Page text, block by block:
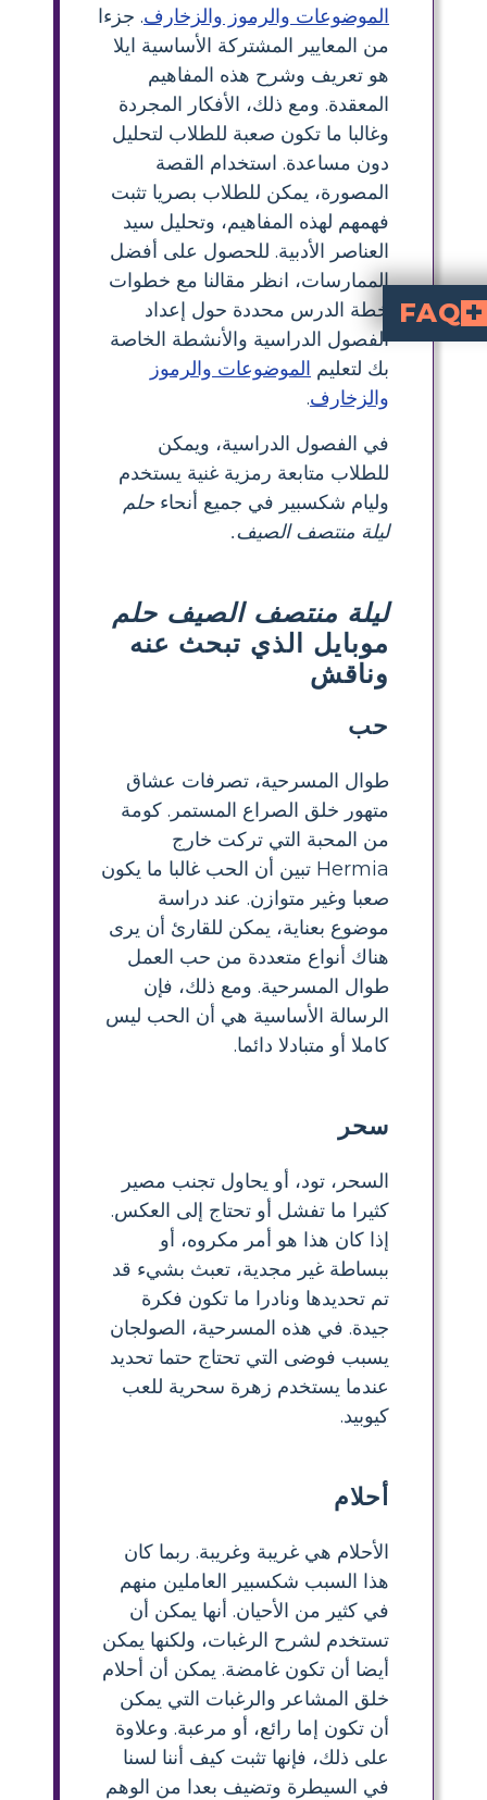
الموضوعات والرموز والزخارف. جزءا
من المعايير المشتركة الأساسية ايلا
هو تعريف وشرح هذه المفاهيم
المعقدة. ومع ذلك، الأفكار المجردة
وغالبا ما تكون صعبة للطلاب لتحليل
دون مساعدة. استخدام القصة
المصورة، يمكن للطلاب بصريا تثبت
فهمهم لهذه المفاهيم، وتحليل سيد
العناصر الأدبية. للحصول على أفضل
الممارسات، انظر مقالنا مع خطوات
خطة الدرس محددة حول إعداد
الفصول الدراسية والأنشطة الخاصة
بك لتعليم الموضوعات والرموز
والزخارف.
في الفصول الدراسية، ويمكن
للطلاب متابعة رمزية غنية يستخدم
وليام شكسبير في جميع أنحاء حلم
ليلة منتصف الصيف.
ليلة منتصف الصيف حلم
موبايل الذي تبحث عنه
وناقش
حب
طوال المسرحية، تصرفات عشاق
متهور خلق الصراع المستمر. كومة
من المحبة التي تركت خارج
Hermia تبين أن الحب غالبا ما يكون
صعبا وغير متوازن. عند دراسة
موضوع بعناية، يمكن للقارئ أن يرى
هناك أنواع متعددة من حب العمل
طوال المسرحية. ومع ذلك، فإن
الرسالة الأساسية هي أن الحب ليس
كاملا أو متبادلا دائما.
سحر
السحر، تود، أو يحاول تجنب مصير
كثيرا ما تفشل أو تحتاج إلى العكس.
إذا كان هذا هو أمر مكروه، أو
ببساطة غير مجدية، تعبث بشيء قد
تم تحديدها ونادرا ما تكون فكرة
جيدة. في هذه المسرحية، الصولجان
يسبب فوضى التي تحتاج حتما تحديد
عندما يستخدم زهرة سحرية للعب
كيوبيد.
أحلام
الأحلام هي غريبة وغريبة. ربما كان
هذا السبب شكسبير العاملين منهم
في كثير من الأحيان. أنها يمكن أن
تستخدم لشرح الرغبات، ولكنها يمكن
أيضا أن تكون غامضة. يمكن أن أحلام
خلق المشاعر والرغبات التي يمكن
أن تكون إما رائع، أو مرعبة. وعلاوة
على ذلك، فإنها تثبت كيف أننا لسنا
في السيطرة وتضيف بعدا من الوهم
FAQ